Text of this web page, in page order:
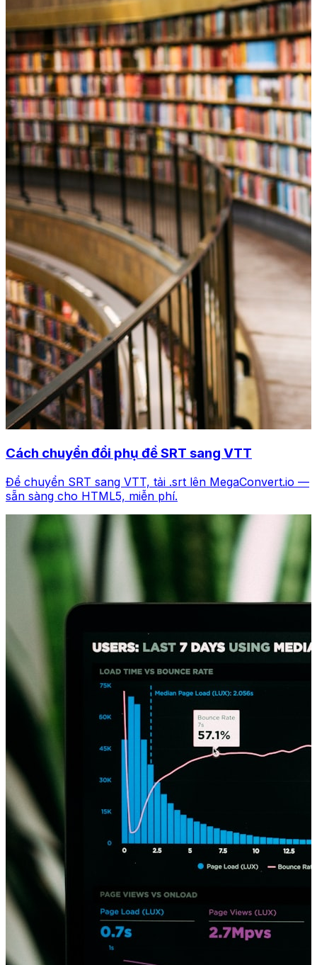
Cách chuyển đổi phụ đề SRT sang VTT
Để chuyển SRT sang VTT, tải .srt lên MegaConvert.io —
sẵn sàng cho HTML5, miễn phí.